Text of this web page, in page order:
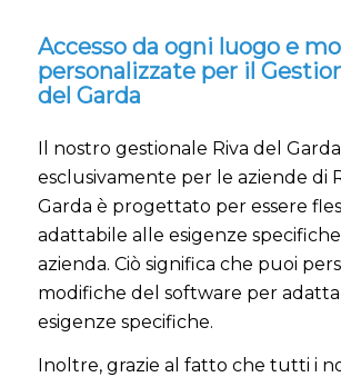
Accesso da ogni luogo e
personalizzate per il
del Garda
Il nostro gestionale Riva del
esclusivamente per le aziende di
Garda è progettato per essere
adattabile alle esigenze
azienda. Ciò significa che puoi
modifiche del software per
esigenze specifiche.
Inoltre, grazie al fatto che tutti i